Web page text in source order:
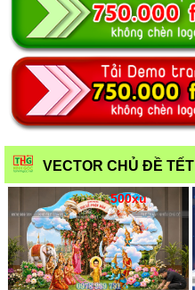
VECTOR CHỦ ĐỀ TẾT
500xu